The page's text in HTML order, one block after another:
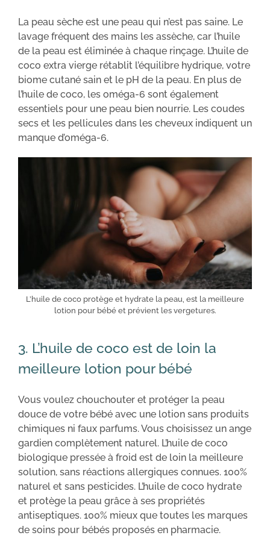
La peau sèche est une peau qui n’est pas saine. Le
lavage fréquent des mains les assèche, car l’huile
de la peau est éliminée à chaque rinçage. L’huile de
coco extra vierge rétablit l’équilibre hydrique, votre
biome cutané sain et le pH de la peau. En plus de
l’huile de coco, les oméga-6 sont également
essentiels pour une peau bien nourrie. Les coudes
secs et les pellicules dans les cheveux indiquent un
manque d’oméga-6.
L’huile de coco protège et hydrate la peau, est la meilleure
lotion pour bébé et prévient les vergetures.
3. L’huile de coco est de loin la
meilleure lotion pour bébé
Vous voulez chouchouter et protéger la peau
douce de votre bébé avec une lotion sans produits
chimiques ni faux parfums. Vous choisissez un ange
gardien complètement naturel. L’huile de coco
biologique pressée à froid est de loin la meilleure
solution, sans réactions allergiques connues. 100%
naturel et sans pesticides. L’huile de coco hydrate
et protège la peau grâce à ses propriétés
antiseptiques. 100% mieux que toutes les marques
de soins pour bébés proposés en pharmacie.